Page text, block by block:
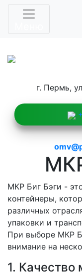
1111
г. Пермь,
МКР Биг Бэги -
контейнеры,
различных
упаковки и
При выборе МКР
внимание на
1. Качество